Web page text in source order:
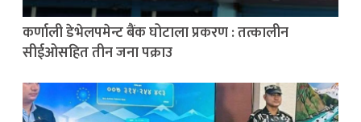
कर्णाली डेभेलपमेन्ट बैंक घोटाला प्रकरण : तत्कालीन
सीईओसहित तीन जना पक्राउ